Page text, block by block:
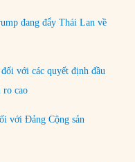
đang đẩy Thái Lan về
với các quyết định đầu
ro cao
với Đảng Cộng sản